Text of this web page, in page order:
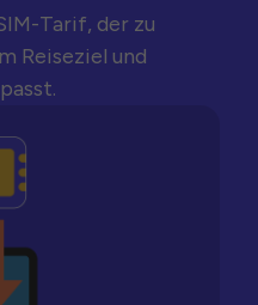
Tarif, der zu
Reiseziel und